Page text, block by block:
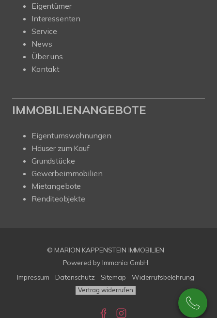
Eigentümer
Interessenten
Service
News
Über uns
Kontakt
IMMOBILIENANGEBOTE
Eigentumswohnungen
Häuser zum Kauf
Grundstücke
Gewerbeimmobilien
Mietangebote
Renditeobjekte
© MARION KAPPENSTEIN IMMOBILIEN
Powered by Immonia GmbH
Impressum
Datenschutz Sitemap Widerrufsbelehrung
Vertrag widerrufen